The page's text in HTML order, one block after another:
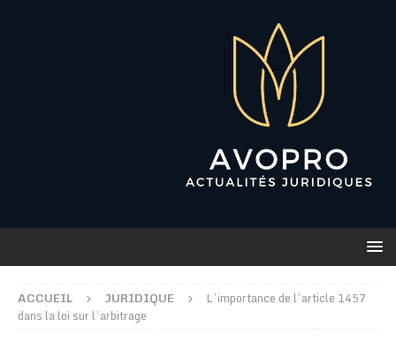
ACCUEIL JURIDIQUE
L’importance de l’article 1457
dans la loi sur l’arbitrage